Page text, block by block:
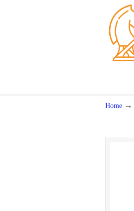
Home →